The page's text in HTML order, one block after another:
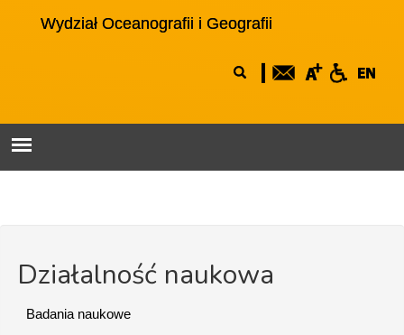
Wydział Oceanografii i Geografii
wyszukiwania
Działalność naukowa
Badania naukowe